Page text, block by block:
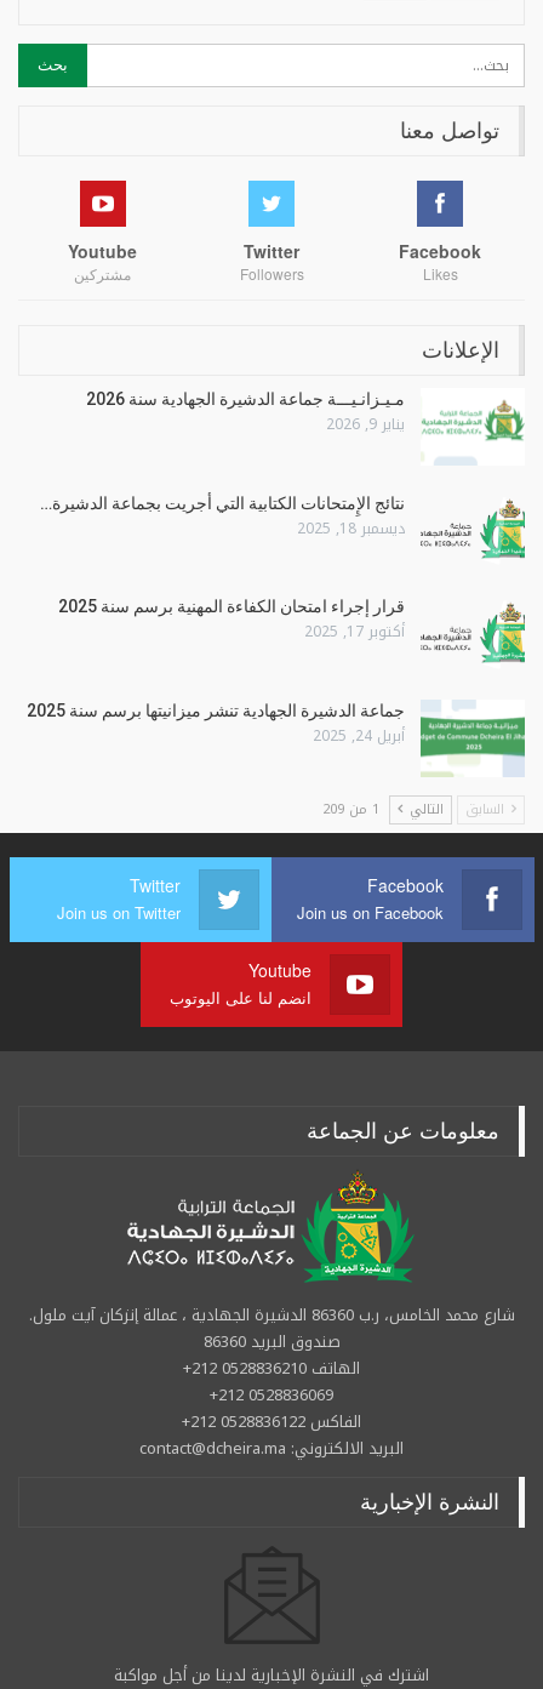
تواصل معنا
Facebook
Likes
Twitter
Followers
Youtube
مشتركين
الإعلانات
مـيـزانـيـــة جماعة الدشيرة الجهادية سنة 2026
يناير 9, 2026
نتائج الإِمتحانات الكتابية التي أجريت بجماعة الدشيرة…
ديسمبر 18, 2025
قرار إجراء امتحان الكفاءة المهنية برسم سنة 2025
أكتوبر 17, 2025
جماعة الدشيرة الجهادية تنشر ميزانيتها برسم سنة 2025
أبريل 24, 2025
السابق التالي 1 من 209
Facebook
Join us on Facebook
Twitter
Join us on Twitter
Youtube
انضم لنا على اليوتوب
معلومات عن الجماعة
شارع محمد الخامس، ر.ب 86360 الدشيرة الجهادية ، عمالة إنزكان آيت ملول.
صندوق البريد 86360
الهاتف 0528836210 212+
0528836069 212+
الفاكس 0528836122 212+
البريد الالكتروني: contact@dcheira.ma
النشرة الإخبارية
اشترك في النشرة الإخبارية لدينا من أجل مواكبة